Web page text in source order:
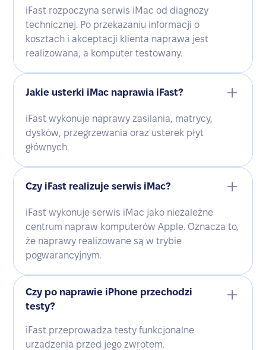
iFast rozpoczyna serwis iMac od diagnozy
technicznej. Po przekazaniu informacji o
kosztach i akceptacji klienta naprawa jest
realizowana, a komputer testowany.
Jakie usterki iMac naprawia iFast?
iFast wykonuje naprawy zasilania, matrycy,
dysków, przegrzewania oraz usterek płyt
głównych.
Czy iFast realizuje serwis iMac?
iFast wykonuje serwis iMac jako niezależne
centrum napraw komputerów Apple. Oznacza to,
że naprawy realizowane są w trybie
pogwarancyjnym.
Czy po naprawie iPhone przechodzi
testy?
iFast przeprowadza testy funkcjonalne
urządzenia przed jego zwrotem.